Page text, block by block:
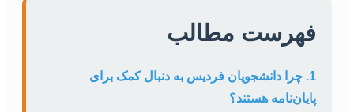
فهرست مطالب
1. چرا دانشجویان فردیس به دنبال کمک برای
پایان‌نامه هستند؟